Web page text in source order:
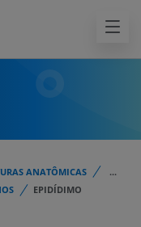
ANATÔMICAS
...
EPIDÍDIMO